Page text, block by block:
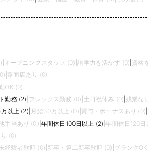
オープニングスタッフ (0) |語学力を活かす (0) 資格
路面店あり (0)
OK (0)
勤務 (2) フレックス勤務 (0) 土日祝休み (0) |残業な
以上 (2) 月給30万以上 (0) 賞与・ボーナスあり (0)
手当あり (0) 年間休日100日以上 (2) 年間休日120日
(0)
経験者歓迎 (0) 新卒・第二新卒歓迎 (0) ブランク